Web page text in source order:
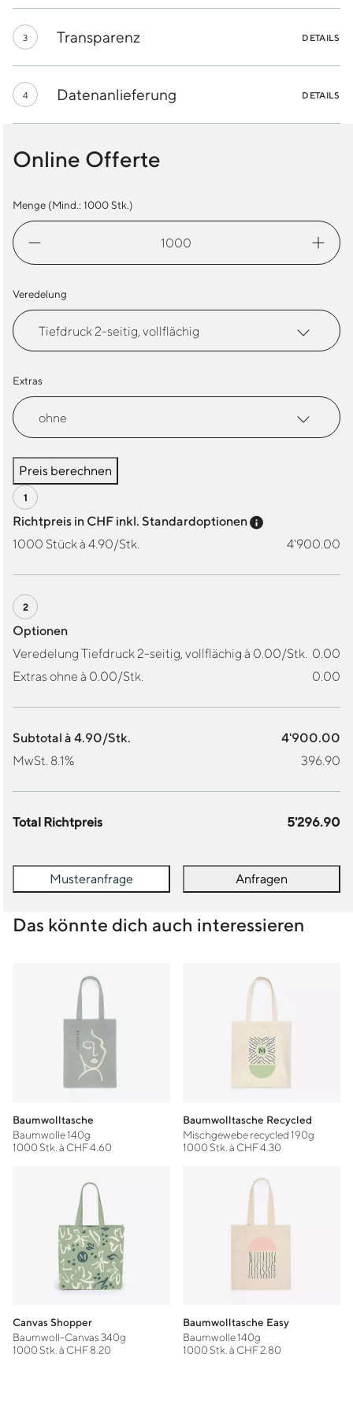
3 Transparenz DETAILS
4 Datenanlieferung DETAILS
Online Offerte
Menge (Mind.: 1000Stk.)
Einkaufstasche
PP
Veredelung
Extras
Preis berechnen
Richtpreis in CHF inkl. Standardoptionen
Preis-Tooltip
1000 Stück à 4.90/Stk.
4'900.00
Optionen
Veredelung Tiefdruck 2-seitig, vollflächig à 0.00/Stk. 0.00
Extras ohne à 0.00/Stk.
0.00
Subtotal à 4.90/Stk.
4'900.00
MwSt. 8.1%
396.90
Total Richtpreis 5'296.90
Musteranfrage Anfragen
Das könnte dich auch interessieren
Baumwolltasche
Baumwolle 140g
1000 Stk. à CHF 4.60
Baumwolltasche Recycled
Mischgewebe recycled 190g
1000 Stk. à CHF 4.30
Canvas Shopper
Baumwoll-Canvas 340g
1000 Stk. à CHF 8.20
Baumwolltasche Easy
Baumwolle 140g
1000 Stk. à CHF 2.80